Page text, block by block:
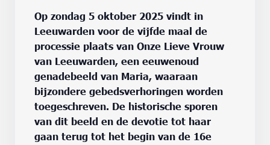
Op zondag 5 oktober 2025 vindt in
Leeuwarden voor de vijfde maal de
processie plaats van Onze Lieve Vrouw
van Leeuwarden, een eeuwenoud
genadebeeld van Maria, waaraan
bijzondere gebedsverhoringen worden
toegeschreven. De historische sporen
van dit beeld en de devotie tot haar
gaan terug tot het begin van de 16e